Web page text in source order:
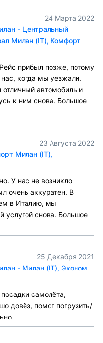
24 Марта 2022
- Центральный
Милан (IT), Комфорт
прибыл позже, потому
когда мы уезжали.
автомобиль и
к ним снова. Большое
23 Августа 2022
Милан (IT),
У нас не возникло
очень аккуратен. В
в Италию, мы
услугой снова. Большое
25 Декабря 2021
- Милан (IT), Эконом
самолёта,
довёз, помог погрузить/